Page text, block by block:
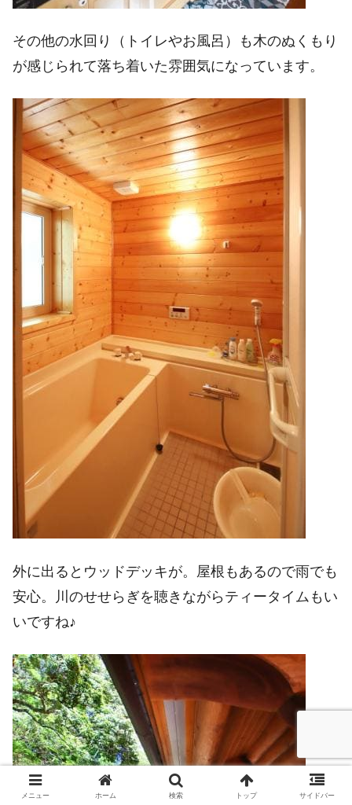
その他の水回り（トイレやお風呂）も木のぬくもり
が感じられて落ち着いた雰囲気になっています。
外に出るとウッドデッキが。屋根もあるので雨でも
安心。川のせせらぎを聴きながらティータイムもい
いですね♪
メニュー ホーム 検索 トップ サイドバー